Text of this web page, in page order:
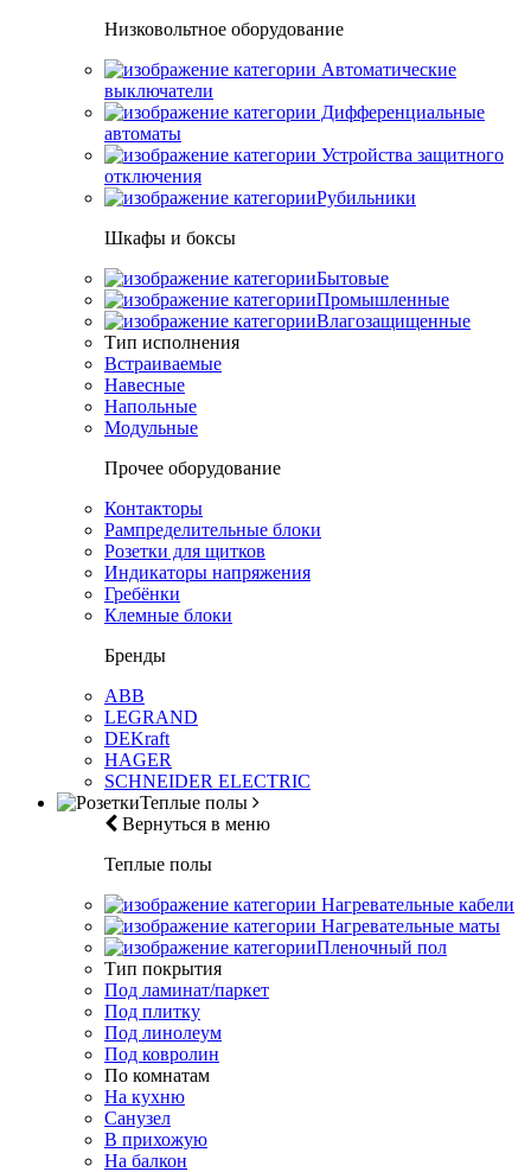
Низковольтное оборудование
Автоматические
выключатели
Дифференциальные
автоматы
Устройства защитного
отключения
Рубильники
Шкафы и боксы
Бытовые
Промышленные
Влагозащищенные
Тип исполнения
Встраиваемые
Навесные
Напольные
Модульные
Прочее оборудование
Контакторы
Рампределительные блоки
Розетки для щитков
Индикаторы напряжения
Гребёнки
Клемные блоки
Бренды
ABB
LEGRAND
DEKraft
HAGER
SCHNEIDER ELECTRIC
Теплые полы
Вернуться в меню
Теплые полы
Нагревательные кабели
Нагревательные маты
Пленочный пол
Тип покрытия
Под ламинат/паркет
Под плитку
Под линолеум
Под ковролин
По комнатам
На кухню
Санузел
В прихожую
На балкон